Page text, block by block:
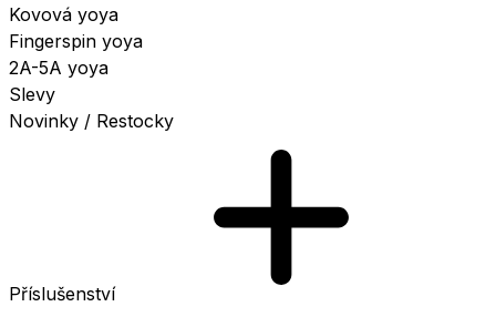
Kovová yoya
Fingerspin yoya
2A-5A yoya
Slevy
Novinky / Restocky
Příslušenství